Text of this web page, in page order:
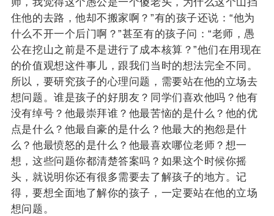
师，我觉得这个愚公是一个傻老头，为什么这个山挡
住他的去路，他却不搬家啊？”有的孩子还说：“他为
什么不开一个后门啊？”甚至有的孩子问：“老师，愚
公在挖山之前是不是进行了成本核算？”他们在用现在
的价值观想这件事儿，跟我们当时的想法完全不同。
所以，要研究孩子的心理问题，需要站在他的立场去
想问题。谁是孩子的好朋友？同学们喜欢他吗？他有
没有绰号？他最崇拜谁？他最苦恼的是什么？他的优
点是什么？他最自豪的是什么？他最大的抱怨是什
么？他最愤怒的是什么？他最喜欢哪位老师？想一
想，这些问题你都清楚答案吗？如果这个时候你摇
头，就说明你还有很多需要去了解孩子的地方。记
得，要想全面地了解你的孩子，一定要站在他的立场
想问题。